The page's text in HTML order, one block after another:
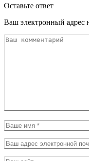
Оставьте ответ
Ваш электронный адрес